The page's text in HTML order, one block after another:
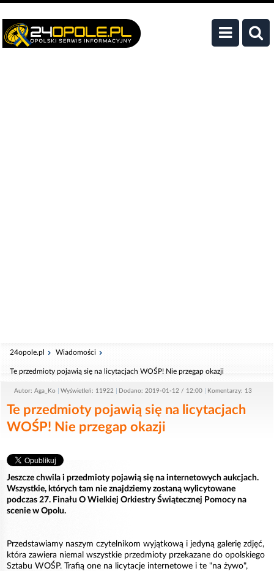
24opole.pl Wiadomości
Te przedmioty pojawią się na licytacjach WOŚP! Nie przegap okazji
Autor: Aga_Ko Wyświetleń: 11922 Dodano: 2019-01-12 / 12:00 Komentarzy: 13
Te przedmioty pojawią się na licytacjach
WOŚP! Nie przegap okazji
Jeszcze chwila i przedmioty pojawią się na internetowych aukcjach.
Wszystkie, których tam nie znajdziemy zostaną wylicytowane
podczas 27. Finału O Wielkiej Orkiestry Świątecznej Pomocy na
scenie w Opolu.
Przedstawiamy naszym czytelnikom wyjątkową i jedyną galerię zdjęć,
która zawiera niemal wszystkie przedmioty przekazane do opolskiego
Sztabu WOŚP. Trafią one na licytacje internetowe i te "na żywo",